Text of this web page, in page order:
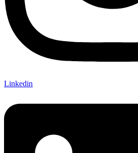
Linkedin